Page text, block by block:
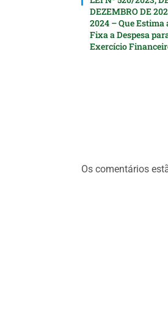
DEZEMBRO DE
2024 – Que Estima
Fixa a Despesa
Exercício
Os comentários